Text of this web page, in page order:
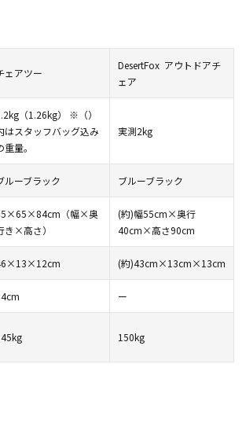
ェアツー
DesertFox アウトドアチ
ェア
（1.26kg） ※（）
はスタッフバッグ込み
重量。
実測2kg
ルーブラック ブルーブラック
（幅×奥
き×高さ）
(約)幅55cm×奥行
40cm×高さ90cm
(約)43cm×13cm×13cm
ー
150kg